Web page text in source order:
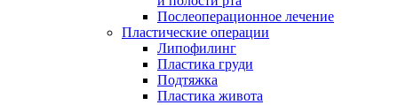
Послеоперационное лечение
Пластические операции
Липофилинг
Пластика груди
Подтяжка
Пластика живота